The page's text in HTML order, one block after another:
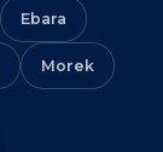
Ebara
Morek